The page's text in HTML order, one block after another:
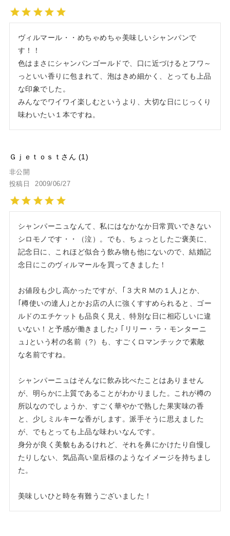
ヴィルマール・・めちゃめちゃ美味しいシャンパンで
す！！
色はまさにシャンパンゴールドで、口に近づけるとフワ～
っといい香りに包まれて、泡はきめ細かく、とっても上品
な印象でした。
みんなでワイワイ楽しむというより、大切な日にじっくり
Ｇｊｅｔｏｓｔ 1
非公開
投稿日
2009/06/27
シャンパーニュなんて、私にはなかなか日常買いできない
シロモノです・・（泣）。でも、ちょっとしたご褒美に、
記念日に、これほど似合う飲み物も他にないので、結婚記
念日にこのヴィルマールを買ってきました！
お値段も少し高かったですが、｢３大ＲＭの１人｣とか、
｢樽使いの達人｣とかお店の人に強くすすめられると、ゴー
ルドのエチケットも品良く見え、特別な日に相応しいに違
いない！と予感が働きました♪ ｢リリー・ラ・モンターニ
ュ｣という村の名前（?）も、すごくロマンチックで素敵
な名前ですね。
シャンパーニュはそんなに飲み比べたことはありません
が、明らかに上質であることがわかりました。これが樽の
所以なのでしょうか、すごく華やかで熟した果実味の香
と、少しミルキーな香がします。派手そうに思えました
が、でもとっても上品な味わいなんです。
身分が良く美貌もあるけれど、それを鼻にかけたり自慢し
たりしない、気品高い皇后様のようなイメージを持ちまし
た。
美味しいひと時を有難うございました！